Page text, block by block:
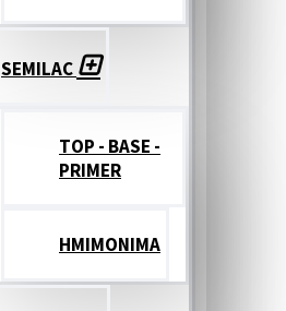
SEMILAC
TOP - BASE -
PRIMER
ΗΜΙΜΟΝΙΜΑ